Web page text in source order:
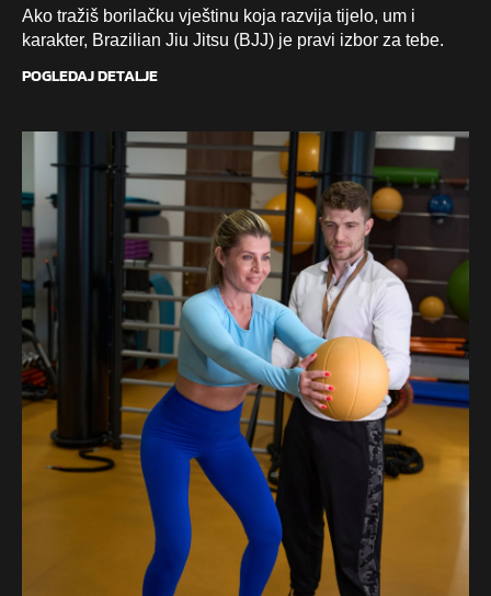
Ako tražiš borilačku vještinu koja razvija tijelo, um i
karakter, Brazilian Jiu Jitsu (BJJ) je pravi izbor za tebe.
POGLEDAJ DETALJE